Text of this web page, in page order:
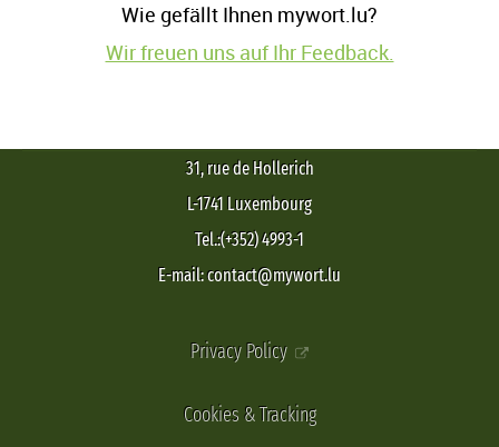
Wie gefällt Ihnen mywort.lu?
Wir freuen uns auf Ihr Feedback.
31, rue de Hollerich
L-1741 Luxembourg
Tel.:(+352) 4993-1
E-mail: contact@mywort.lu
Privacy Policy
Cookies & Tracking